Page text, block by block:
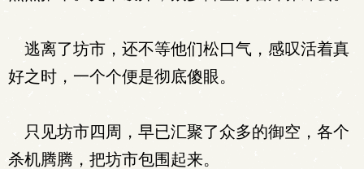
逃离了坊市，还不等他们松口气，感叹活着真
好之时，一个个便是彻底傻眼。
只见坊市四周，早已汇聚了众多的御空，各个
杀机腾腾，把坊市包围起来。